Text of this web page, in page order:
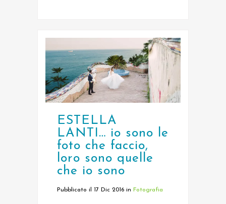
ESTELLA
LANTI… io sono le
foto che faccio,
loro sono quelle
che io sono
Pubblicato il 17 Dic 2016 in Fotografia